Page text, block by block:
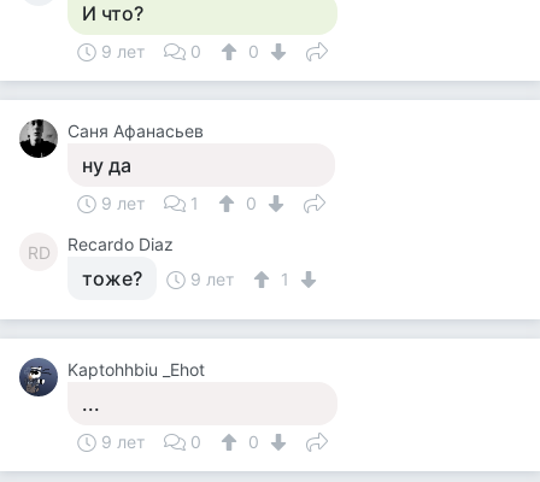
И что?
9 лет 0 0
Саня Афанасьев
ну да
9 лет 1 0
RD Recardo Diaz
тоже? 9 лет 1
Kaptohhbiu _Ehot
...
9 лет 0 0